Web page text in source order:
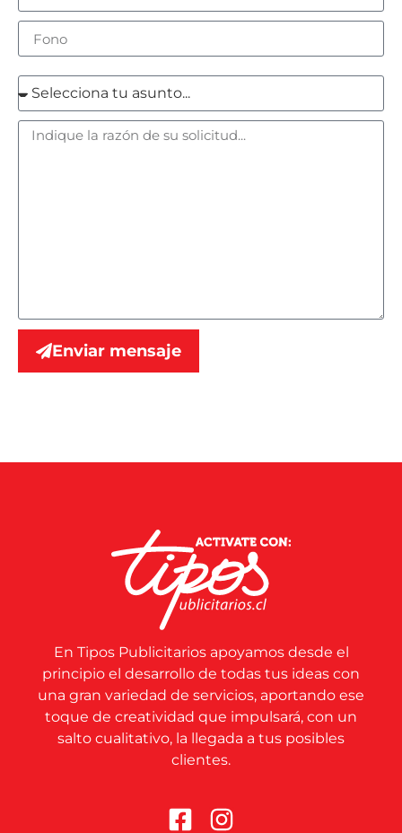
Enviar mensaje
En Tipos Publicitarios apoyamos desde el
principio el desarrollo de todas tus ideas con
una gran variedad de servicios, aportando ese
toque de creatividad que impulsará, con un
salto cualitativo, la llegada a tus posibles
clientes.